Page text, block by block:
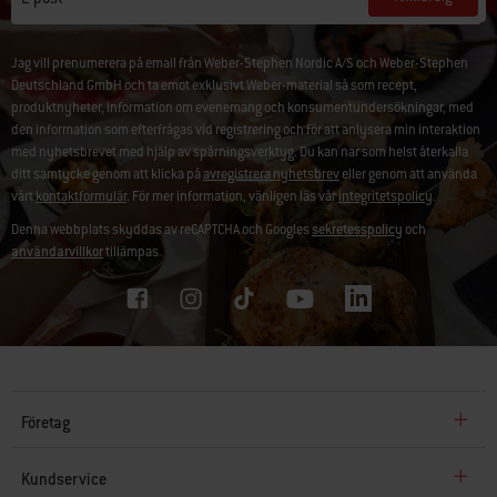
Jag vill prenumerera på email från Weber-Stephen Nordic A/S och Weber-Stephen
Deutschland GmbH och ta emot exklusivt Weber-material så som recept,
produktnyheter, information om evenemang och konsumentundersökningar, med
den information som efterfrågas vid registrering och för att anlysera min interaktion
med nyhetsbrevet med hjälp av spårningsverktyg. Du kan när som helst återkalla
ditt samtycke genom att klicka på avregistrera nyhetsbreveller genom att använda
vårt kontaktformulär. För mer information, vänligen läs vårintegritetspolicy.
Denna webbplats skyddas av reCAPTCHA och Googlessekretesspolicy och
användarvillkortillämpas.
Företag
Kundservice